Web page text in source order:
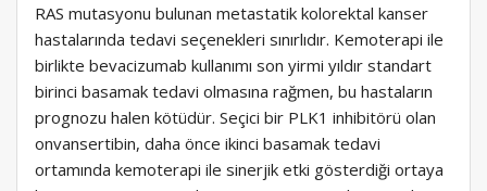
RAS mutasyonu bulunan metastatik kolorektal kanser
hastalarında tedavi seçenekleri sınırlıdır. Kemoterapi ile
birlikte bevacizumab kullanımı son yirmi yıldır standart
birinci basamak tedavi olmasına rağmen, bu hastaların
prognozu halen kötüdür. Seçici bir PLK1 inhibitörü olan
onvansertibin, daha önce ikinci basamak tedavi
ortamında kemoterapi ile sinerjik etki gösterdiği ortaya